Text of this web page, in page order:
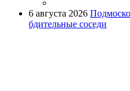
6 августа 2026
бдительные соседи